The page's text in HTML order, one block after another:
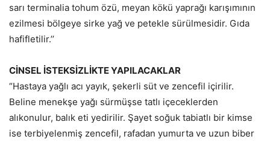
sarı terminalia tohum özü, meyan kökü yaprağı karışımının
ezilmesi bölgeye sirke yağ ve petekle sürülmesidir. Gıda
hafifletilir.’’
CİNSEL İSTEKSİZLİKTE YAPILACAKLAR
“Hastaya yağlı acı yayık, şekerli süt ve zencefil içirilir.
Beline menekşe yağı sürmüşse tatlı içeceklerden
alıkonulur, balık eti yedirilir. Şayet soğuk tabiatlı bir kimse
ise terbiyelenmiş zencefil, rafadan yumurta ve uzun biber